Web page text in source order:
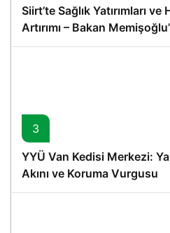
Siirt’te Sağlık Yatırımları
Artırımı – Bakan
3
YYÜ Van Kedisi Merkezi:
Akını ve Koruma Vurgusu